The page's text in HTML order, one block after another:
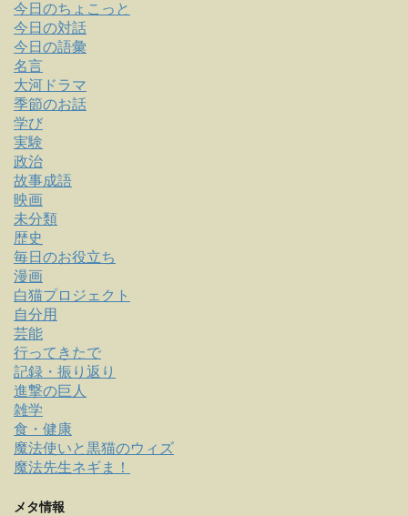
今日のちょこっと
今日の対話
今日の語彙
名言
大河ドラマ
季節のお話
学び
実験
政治
故事成語
映画
未分類
歴史
毎日のお役立ち
漫画
白猫プロジェクト
自分用
芸能
行ってきたで
記録・振り返り
進撃の巨人
雑学
食・健康
魔法使いと黒猫のウィズ
魔法先生ネギま！
メタ情報